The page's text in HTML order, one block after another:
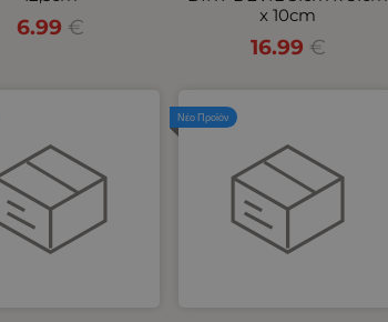
6.99 €
x 10cm
16.99 €
Νέο Προϊόν